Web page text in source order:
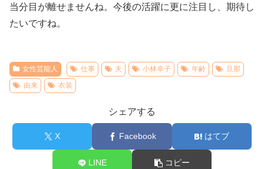
当分目が離せませんね。今後の活躍に更に注目し、期待し
たいですね。
女性芸能人 仕事 夫 小林幸子 年齢
旦那
由来
衣装
シェアする
X Facebook はてブ
LINE コピー